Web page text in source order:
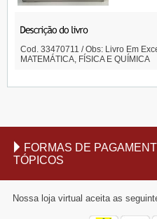
Cod. 33470711 / Obs: Livro Em
MATEMÁTICA, FÍSICA E QUÍMICA
FORMAS DE
TÓPICOS
Nossa loja virtual aceita as